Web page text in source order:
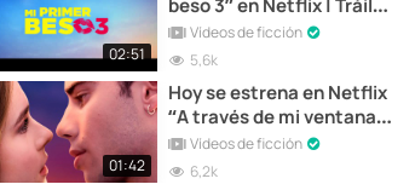
02:51
beso 3” en Netflix | Tráiler
finalVídeos de ficción
5,6k
01:42
Hoy se estrena en Netflix
“A través de mi ventana” |
Tráiler en español
Vídeos de ficción
6,2k